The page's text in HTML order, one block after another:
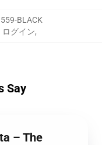
BLACK
ログイン,
Say
– The